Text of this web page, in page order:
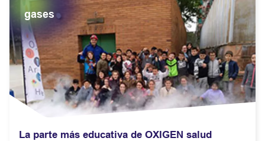
gases
La parte más educativa de OXIGEN salud